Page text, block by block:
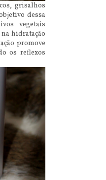
grisalhos
dessa
vegetais
na hidratação
promove
os reflexos